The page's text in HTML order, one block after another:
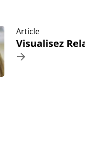
Article
Visualisez